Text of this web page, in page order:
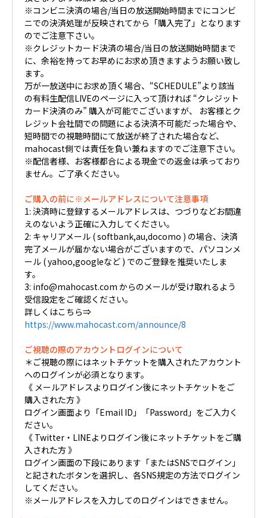
※コンビニ決済の場合/当日の放送開始時間までにコンビ
ニでの決済処理が反映されてから「購入完了」となります
のでご注意下さい。
※クレジットカード決済の場合/当日の放送開始時間まで
に、余裕を持ってお早めにお求め頂きますようお願い致し
ます。
万が一放送中にお求め頂く場合、“SCHEDULE”より該当
の有料生配信LIVEのページに入って頂ければ “クレジット
カード決済のみ” 購入が可能でございますが、 お客様とク
レジット会社間での問題による決済不可能だった場合や、
短時間での視聴時間にて放送が終了された場合など、
mahocast側では責任を負い兼ねますのでご注意下さい。
※配信者様、お客様都合による現金での返金は承っており
ません。ご了承ください。
ご購入の前に※メールアドレスについて注意事項
1: 決済時に登録するメールアドレスは、つづりなどお間違
えのないよう正確に入力してください。
2: キャリアメール ( softbank,au,docomo ) の場合、決済
完了メールが届かない場合がございますので、パソコンメ
ール ( yahoo,googleなど ) でのご登録を推奨いたしま
す。
3: info@mahocast.com からのメールが受け取れるよう
受信設定をご確認ください。
詳しくはこちら⇒
https://www.mahocast.com/announce/8
ご視聴の際のアカウントログインについて
＊ご視聴の際にはネットチケットを購入されたアカウント
へのログインが必須となります。
《 メールアドレスよりログイン後にネットチケットをご
購入された方 》
ログイン画面より「Email ID」「Password」をご入力く
ださい。
《 Twitter・LINEよりログイン後にネットチケットをご購
入された方 》
ログイン画面の下段にあります「またはSNSでログイン」
と記されたボタンを選択し、各SNS規定の方法でログイン
してください。
※メールアドレスを入力してのログインはできません。